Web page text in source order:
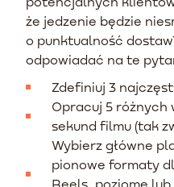
że jedzenie będzie
o punktualność
odpowiadać na te
Zdefiniuj 3
Opracuj 5 różnych
sekund filmu (tak
Wybierz główne
pionowe formaty
Reels, poziome